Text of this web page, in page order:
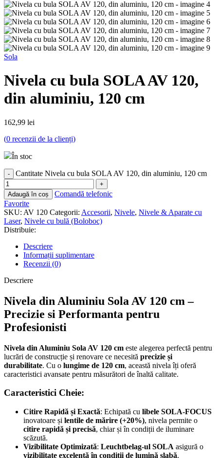
Sola
Nivela cu bula SOLA AV 120,
din aluminiu, 120 cm
162,99 lei
(0 recenzii de la clienți)
În stoc
Cantitate Nivela cu bula SOLA AV 120, din aluminiu, 120 cm
Adaugă în coș
Comandă telefonic
Favorite
SKU: AV 120 Categorii: Accesorii, Nivele, Nivele & Aparate cu
Laser, Nivele cu bulă (Boloboc)
Distribuie:
Descriere
Informații suplimentare
Recenzii (0)
Descriere
Nivela din Aluminiu Sola AV 120 cm –
Precizie si Performanta pentru
Profesionisti
Nivela din Aluminiu Sola AV 120 cm este alegerea perfectă pentru
lucrări de construcție și renovare ce necesită precizie și
durabilitate. Cu o lungime de 120 cm, această nivela îți oferă
caracteristici avansate pentru măsurători de înaltă calitate.
Caracteristici Cheie:
Citire Rapidă și Exactă: Echipată cu libele SOLA-FOCUS
inovatoare și lentile de mărire (+20%), nivela permite o
citire rapidă și precisă, chiar și în condiții de iluminare
scăzută.
Vizibilitate Optimizată: Leuchtbelag-ul SOLA asigură o
vizibilitate excelentă în condiții de lumină slabă,